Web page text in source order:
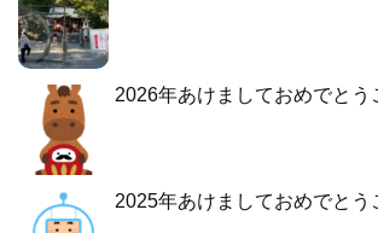
2026年あけましておめでとう
2025年あけましておめでとう